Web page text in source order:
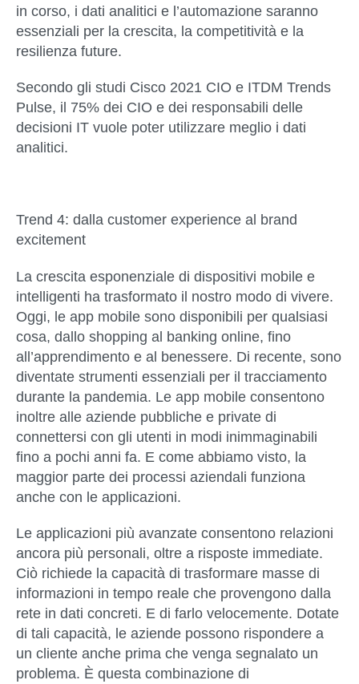
in corso, i dati analitici e l’automazione saranno
essenziali per la crescita, la competitività e la
resilienza future.
Secondo gli studi Cisco 2021 CIO e ITDM Trends
Pulse, il 75% dei CIO e dei responsabili delle
decisioni IT vuole poter utilizzare meglio i dati
analitici.
Trend 4: dalla customer experience al brand
excitement
La crescita esponenziale di dispositivi mobile e
intelligenti ha trasformato il nostro modo di vivere.
Oggi, le app mobile sono disponibili per qualsiasi
cosa, dallo shopping al banking online, fino
all’apprendimento e al benessere. Di recente, sono
diventate strumenti essenziali per il tracciamento
durante la pandemia. Le app mobile consentono
inoltre alle aziende pubbliche e private di
connettersi con gli utenti in modi inimmaginabili
fino a pochi anni fa. E come abbiamo visto, la
maggior parte dei processi aziendali funziona
anche con le applicazioni.
Le applicazioni più avanzate consentono relazioni
ancora più personali, oltre a risposte immediate.
Ciò richiede la capacità di trasformare masse di
informazioni in tempo reale che provengono dalla
rete in dati concreti. E di farlo velocemente. Dotate
di tali capacità, le aziende possono rispondere a
un cliente anche prima che venga segnalato un
problema. È questa combinazione di